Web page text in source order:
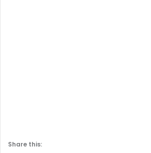
Share this: